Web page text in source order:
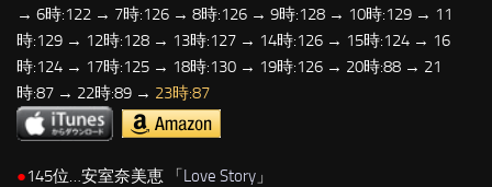
→ 6時:122 → 7時:126 → 8時:126 → 9時:128 → 10時:129 → 11
時:129 → 12時:128 → 13時:127 → 14時:126 → 15時:124 → 16
時:124 → 17時:125 → 18時:130 → 19時:126 → 20時:88 → 21
時:87 → 22時:89 → 23時:87
●145位…安室奈美恵 「Love Story 」